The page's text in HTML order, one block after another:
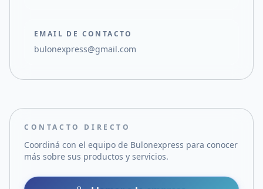
EMAIL DE CONTACTO
bulonexpress@gmail.com
CONTACTO DIRECTO
Coordiná con el equipo de Bulonexpress para conocer
más sobre sus productos y servicios.